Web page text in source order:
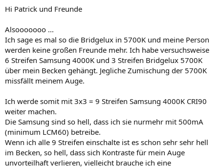
m
Hi Patrick und Freunde
Alsooooooo ...
Ich sage es mal so die Bridgelux in 5700K und meine Person
werden keine großen Freunde mehr. Ich habe versuchsweise
6 Streifen Samsung 4000K und 3 Streifen Bridgelux 5700K
über mein Becken gehängt. Jegliche Zumischung der 5700K
missfällt meinem Auge.
Ich werde somit mit 3x3 = 9 Streifen Samsung 4000K CRI90
weiter machen.
Die Samsung sind so hell, dass ich sie nurmehr mit 500mA
(minimum LCM60) betreibe.
Wenn ich alle 9 Streifen einschalte ist es schon sehr sehr hell
im Becken, so hell, dass sich Kontraste für mein Auge
unvorteilhaft verlieren, vielleicht brauche ich eine